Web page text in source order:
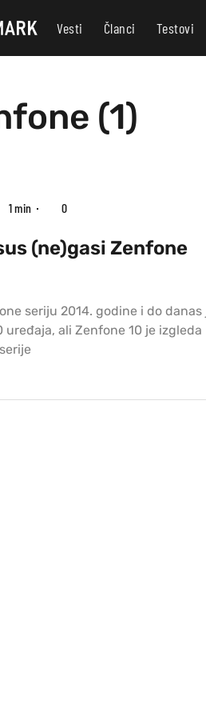
Vesti Članci Testovi
(1)
1 min 0
(ne)gasi Zenfone
seriju 2014. godine i do danas
ali Zenfone 10 je izgleda